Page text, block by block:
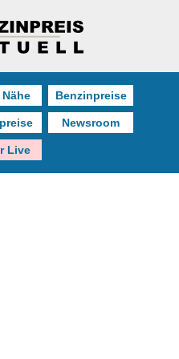
Benzinpreise
Newsroom
Live